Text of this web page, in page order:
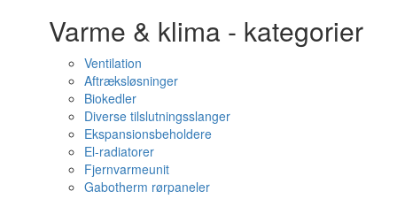
Varme & klima - kategorier
Ventilation
Aftræksløsninger
Biokedler
Diverse tilslutningsslanger
Ekspansionsbeholdere
El-radiatorer
Fjernvarmeunit
Gabotherm rørpaneler